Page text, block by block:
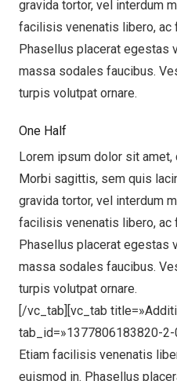
gravida tortor, vel interdum
facilisis venenatis libero, ac
Phasellus placerat egestas
massa sodales faucibus.
turpis volutpat ornare.
One Half
Lorem ipsum dolor sit
Morbi sagittis, sem quis
gravida tortor, vel interdum
facilisis venenatis libero, ac
Phasellus placerat egestas
massa sodales faucibus.
turpis volutpat ornare.
[/vc_tab][vc_tab
tab_id=»1377806183820-2-
Etiam facilisis venenatis
euismod in. Phasellus